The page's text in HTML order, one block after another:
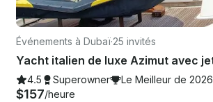
Événements à Dubaï·25 invités
4.5 Superowner Le Meilleur de 2026
$157/heure